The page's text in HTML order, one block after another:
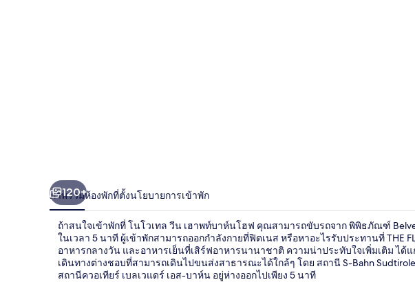
120+
ภาพรวมห้องพักที่ตั้งนโยบายการเข้าพัก
ถ้าสนใจเข้าพักที่ โนโวเทล วีน เฮาพท์บาห์นโฮฟ คุณสามารถขับรถจาก พิพิธภัณฑ์
ในเวลา 5 นาที ผู้เข้าพักสามารถออกกำลังกายที่ฟิตเนส หรือหาอะไรรับประทานที่ THE
อาหารกลางวัน และอาหารเย็นที่เสิร์ฟอาหารนานาชาติ ความน่าประทับใจเพิ่มเติม ได้
เดินทางต่างชอบที่สามารถเดินไปขนส่งสาธารณะได้ใกล้ๆ โดย สถานี S-Bahn
สถานีควอเทียร์ เบลเวแดร์ เอส-บาห์น อยู่ห่างออกไปเพียง 5 นาที